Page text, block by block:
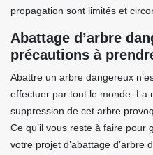
propagation sont limités et
Abattage d’arbre
précautions à
Abattre un arbre dangereux
effectuer par tout le monde. La
suppression de cet arbre
Ce qu’il vous reste à faire
votre projet d’abattage d’arbre